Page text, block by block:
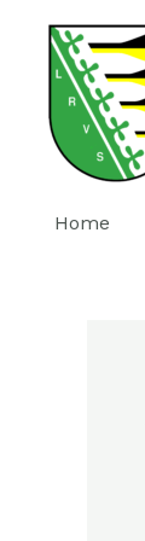
Inhalt
springen
Home